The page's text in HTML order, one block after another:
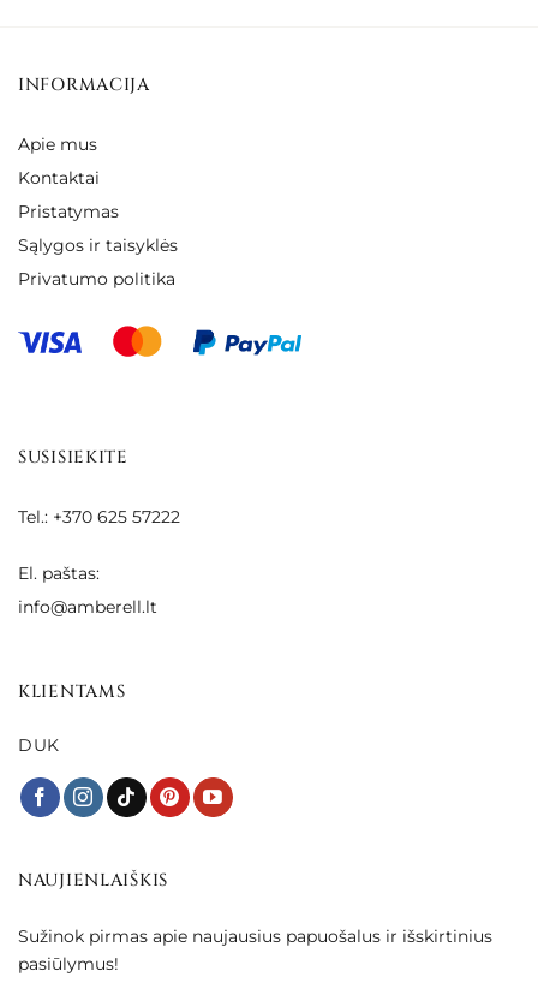
INFORMACIJA
Apie mus
Kontaktai
Pristatymas
Sąlygos ir taisyklės
Privatumo politika
SUSISIEKITE
Tel.: +370 625 57222
El. paštas:
info@amberell.lt
KLIENTAMS
DUK
NAUJIENLAIŠKIS
Sužinok pirmas apie naujausius papuošalus ir išskirtinius
pasiūlymus!